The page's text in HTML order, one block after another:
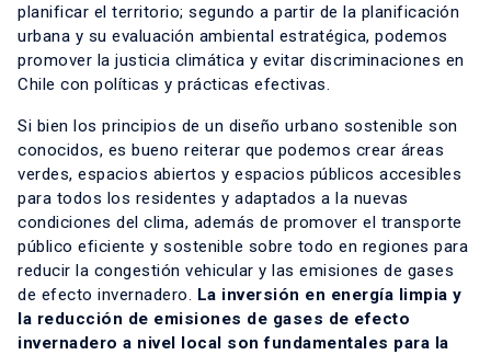
planificar el territorio; segundo a partir de la planificación
urbana y su evaluación ambiental estratégica, podemos
promover la justicia climática y evitar discriminaciones en
Chile con políticas y prácticas efectivas.
Si bien los principios de un diseño urbano sostenible son
conocidos, es bueno reiterar que podemos crear áreas
verdes, espacios abiertos y espacios públicos accesibles
para todos los residentes y adaptados a la nuevas
condiciones del clima, además de promover el transporte
público eficiente y sostenible sobre todo en regiones para
reducir la congestión vehicular y las emisiones de gases
de efecto invernadero. La inversión en energía limpia y
la reducción de emisiones de gases de efecto
invernadero a nivel local son fundamentales para la